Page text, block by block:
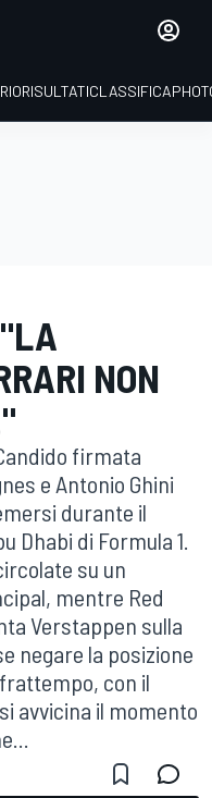
RISULTATICLASSIFICA
NON
firmata
e Antonio Ghini
durante il
Dhabi di Formula 1.
su un
mentre Red
Verstappen sulla
negare la posizione
con il
avvicina il momento